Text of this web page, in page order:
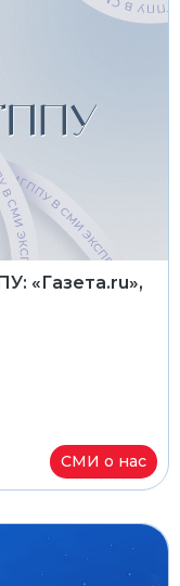
«Газета.ru»,
СМИ о нас